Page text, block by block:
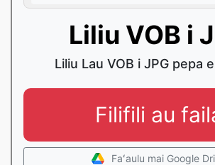
Liliu VOB i
Liliu Lau VOB i JPG pepa
Filifili au
Faʻaulu mai Google